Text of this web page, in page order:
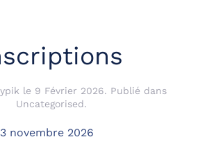
le 9 Février 2026. Publié dans
Uncategorised.
novembre 2026